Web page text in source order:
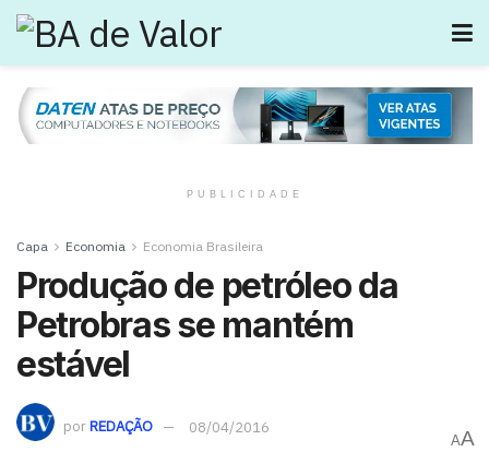
PUBLICIDADE
Capa Economia Economia Brasileira
Produção de petróleo da
Petrobras se mantém
estável
porREDAÇÃO 08/04/2016
AA